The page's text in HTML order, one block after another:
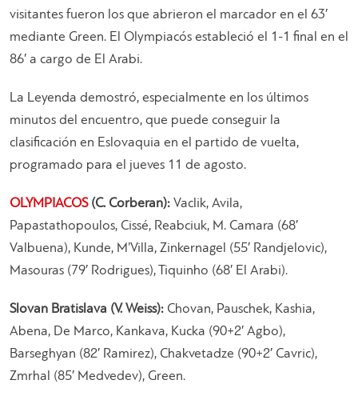
visitantes fueron los que abrieron el marcador en el 63′
mediante Green. El Olympiacós estableció el 1-1 final en el
86′ a cargo de El Arabi.
La Leyenda demostró, especialmente en los últimos
minutos del encuentro, que puede conseguir la
clasificación en Eslovaquia en el partido de vuelta,
programado para el jueves 11 de agosto.
OLYMPIACOS(C. Corberan): Vaclik, Avila,
Papastathopoulos, Cissé, Reabciuk, M. Camara (68′
Valbuena), Kunde, M’Villa, Zinkernagel (55′ Randjelovic),
Masouras (79′ Rodrigues), Tiquinho (68′ El Arabi).
Slovan Bratislava (V. Weiss): Chovan, Pauschek, Kashia,
Abena, De Marco, Kankava, Kucka (90+2′ Agbo),
Barseghyan (82′ Ramirez), Chakvetadze (90+2′ Cavric),
Zmrhal (85′ Medvedev), Green.